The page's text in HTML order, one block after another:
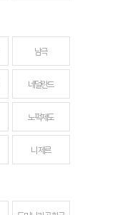
남극
네덜란드
노퍽제도
니제르